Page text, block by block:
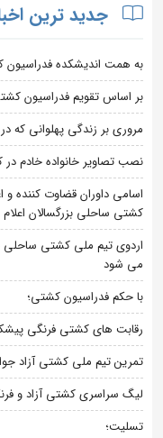
جدید ترین
به همت اندیشکده فدراسیون
بر اساس تقویم فدراسیون
مروری بر زندگی پهلوانی که
نصب تصاویر خانواده خادم
اسامی داوران قضاوت کننده و
کشتی ساحلی بزرگسالان
می شود
با حکم فدراسیون کشتی؛
رقابت های کشتی فرنگی
تمرین تیم ملی کشتی آزاد
لیگ سراسری کشتی آزاد و
تسلیت؛